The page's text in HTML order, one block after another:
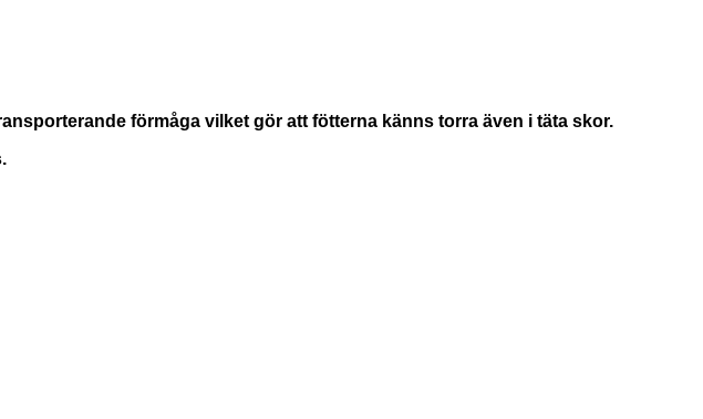
förmåga vilket gör att fötterna känns torra även i täta skor.